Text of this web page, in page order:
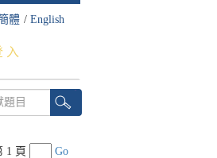
體 / English
入
1 頁 Go